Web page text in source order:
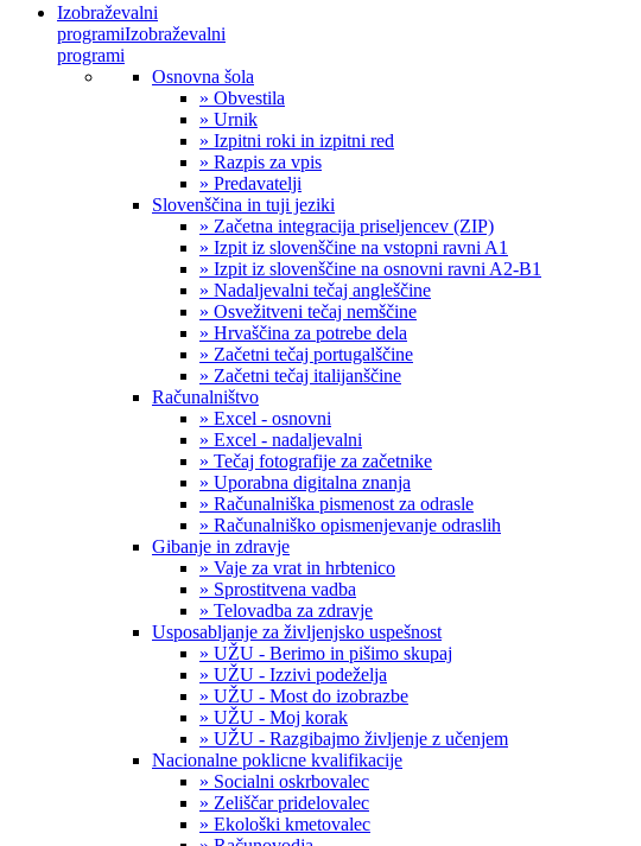
Izobraževalni
programiIzobraževalni
programi
Osnovna šola
» Obvestila
» Urnik
» Izpitni roki in izpitni red
» Razpis za vpis
» Predavatelji
Slovenščina in tuji jeziki
» Začetna integracija priseljencev (ZIP)
» Izpit iz slovenščine na vstopni ravni A1
» Izpit iz slovenščine na osnovni ravni A2-B1
» Nadaljevalni tečaj angleščine
» Osvežitveni tečaj nemščine
» Hrvaščina za potrebe dela
» Začetni tečaj portugalščine
» Začetni tečaj italijanščine
Računalništvo
» Excel - osnovni
» Excel - nadaljevalni
» Tečaj fotografije za začetnike
» Uporabna digitalna znanja
» Računalniška pismenost za odrasle
» Računalniško opismenjevanje odraslih
Gibanje in zdravje
» Vaje za vrat in hrbtenico
» Sprostitvena vadba
» Telovadba za zdravje
Usposabljanje za življenjsko uspešnost
» UŽU - Berimo in pišimo skupaj
» UŽU - Izzivi podeželja
» UŽU - Most do izobrazbe
» UŽU - Moj korak
» UŽU - Razgibajmo življenje z učenjem
Nacionalne poklicne kvalifikacije
» Socialni oskrbovalec
» Zeliščar pridelovalec
» Ekološki kmetovalec